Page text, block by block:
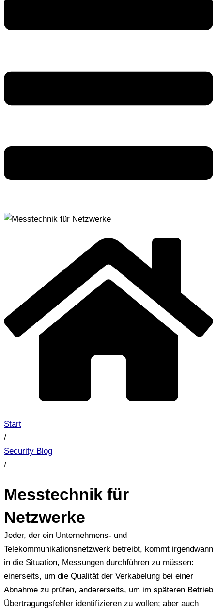
Start
/
Security Blog
/
Messtechnik für
Netzwerke
Jeder, der ein Unternehmens- und
Telekommunikationsnetzwerk betreibt, kommt irgendwann
in die Situation, Messungen durchführen zu müssen:
einerseits, um die Qualität der Verkabelung bei einer
Abnahme zu prüfen, andererseits, um im späteren Betrieb
Übertragungsfehler identifizieren zu wollen; aber auch